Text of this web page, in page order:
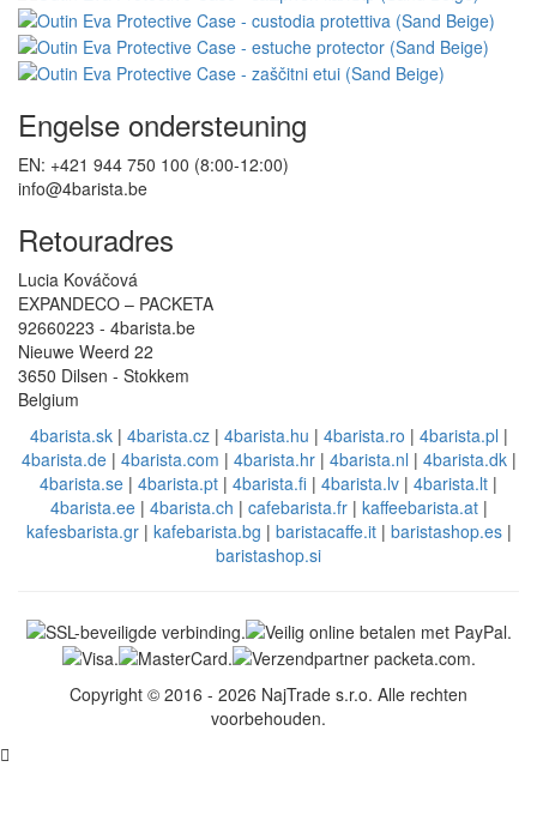
Engelse ondersteuning
EN: +421 944 750 100 (8:00-12:00)
info@4barista.be
Retouradres
Lucia Kováčová
EXPANDECO – PACKETA
92660223 - 4barista.be
Nieuwe Weerd 22
3650 Dilsen - Stokkem
Belgium
4barista.sk| 4barista.cz| 4barista.hu | 4barista.ro | 4barista.pl |
4barista.de| 4barista.com | 4barista.hr| 4barista.nl | 4barista.dk|
4barista.se | 4barista.pt | 4barista.fi | 4barista.lv | 4barista.lt |
4barista.ee| 4barista.ch | cafebarista.fr| kaffeebarista.at|
kafesbarista.gr| kafebarista.bg | baristacaffe.it| baristashop.es|
baristashop.si
Copyright © 2016 - 2026 NajTrade s.r.o. Alle rechten
voorbehouden.